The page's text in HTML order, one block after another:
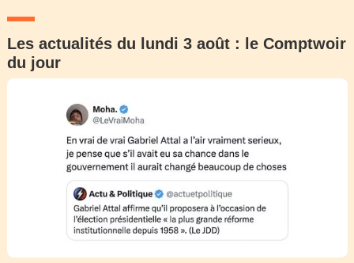
Les actualités du lundi 3 août : le Comptwoir
du jour